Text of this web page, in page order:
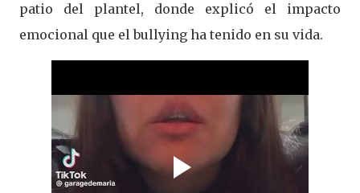
patio del plantel, donde explicó el impacto
emocional que el bullying ha tenido en su vida.